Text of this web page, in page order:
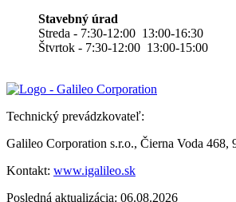
Stavebný úrad
Streda - 7:30-12:00 13:00-16:30
Štvrtok - 7:30-12:00 13:00-15:00
Technický prevádzkovateľ:
Galileo Corporation s.r.o., Čierna Voda 468,
Kontakt: www.igalileo.sk
Posledná aktualizácia: 06.08.2026